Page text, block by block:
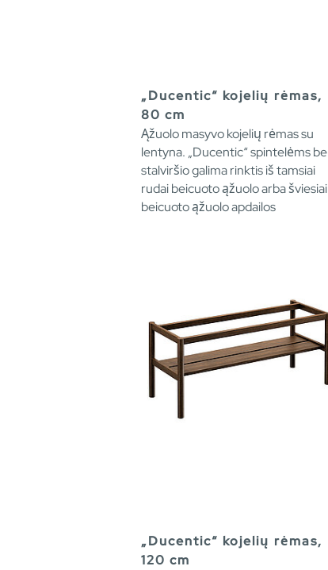
„Ducentic“ kojelių rėmas,
80 cm
Ąžuolo masyvo kojelių rėmas su
lentyna. „Ducentic“ spintelėms be
stalviršio galima rinktis iš tamsiai
rudai beicuoto ąžuolo arba šviesiai
beicuoto ąžuolo apdailos
„Ducentic“ kojelių rėmas,
120 cm